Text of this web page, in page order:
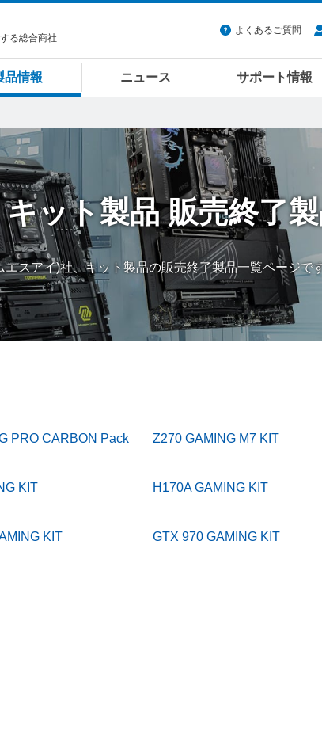
る総合商社
よくあるご質問
品情報 ニュース サポート情報
キット製品 販売終了
エスアイ)社、キット製品の販売終了製品一覧ページです
PRO CARBON Pack Z270 GAMING M7 KIT
KIT H170A GAMING KIT
KIT GTX 970 GAMING KIT